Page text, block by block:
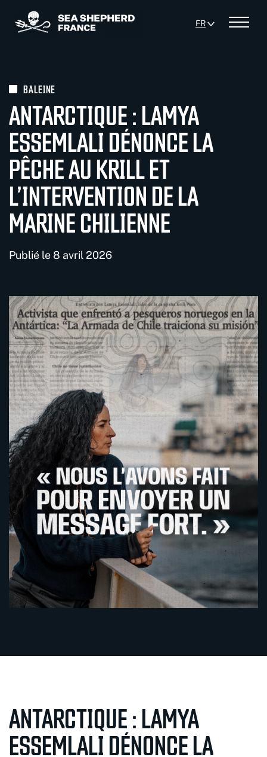
FR Menu
BALEINE
ANTARCTIQUE : LAMYA
ESSEMLALI DÉNONCE LA
PÊCHE AU KRILL ET
L’INTERVENTION DE LA
MARINE CHILIENNE
Publié le 8 avril 2026
ANTARCTIQUE : LAMYA
ESSEMLALI DÉNONCE LA
Panneau de gestion des cookies